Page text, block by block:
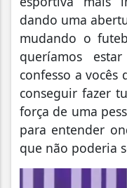
dando uma
mudando o
queríamos
confesso a vocês
conseguir fazer
força de uma
para entender
que não poderia